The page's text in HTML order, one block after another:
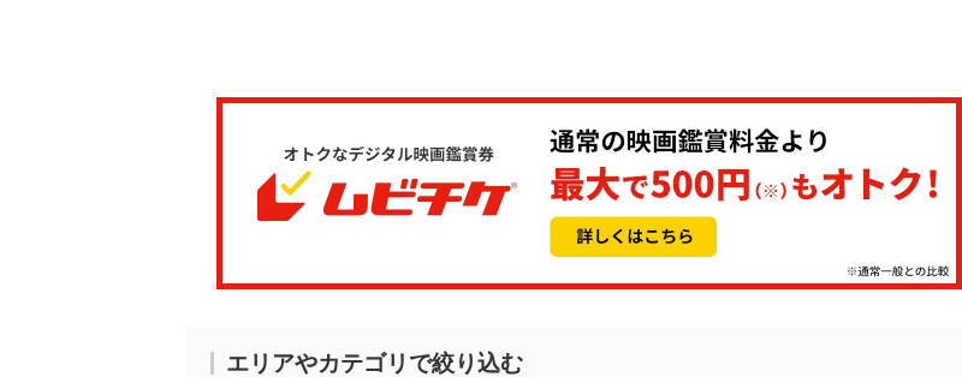
エリアやカテゴリで絞り込む